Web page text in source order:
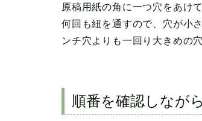
原稿用紙の角に一つ穴をあけ
何回も紐を通すので、穴が小
ンチ穴よりも一回り大きめの
順番を確認しなが